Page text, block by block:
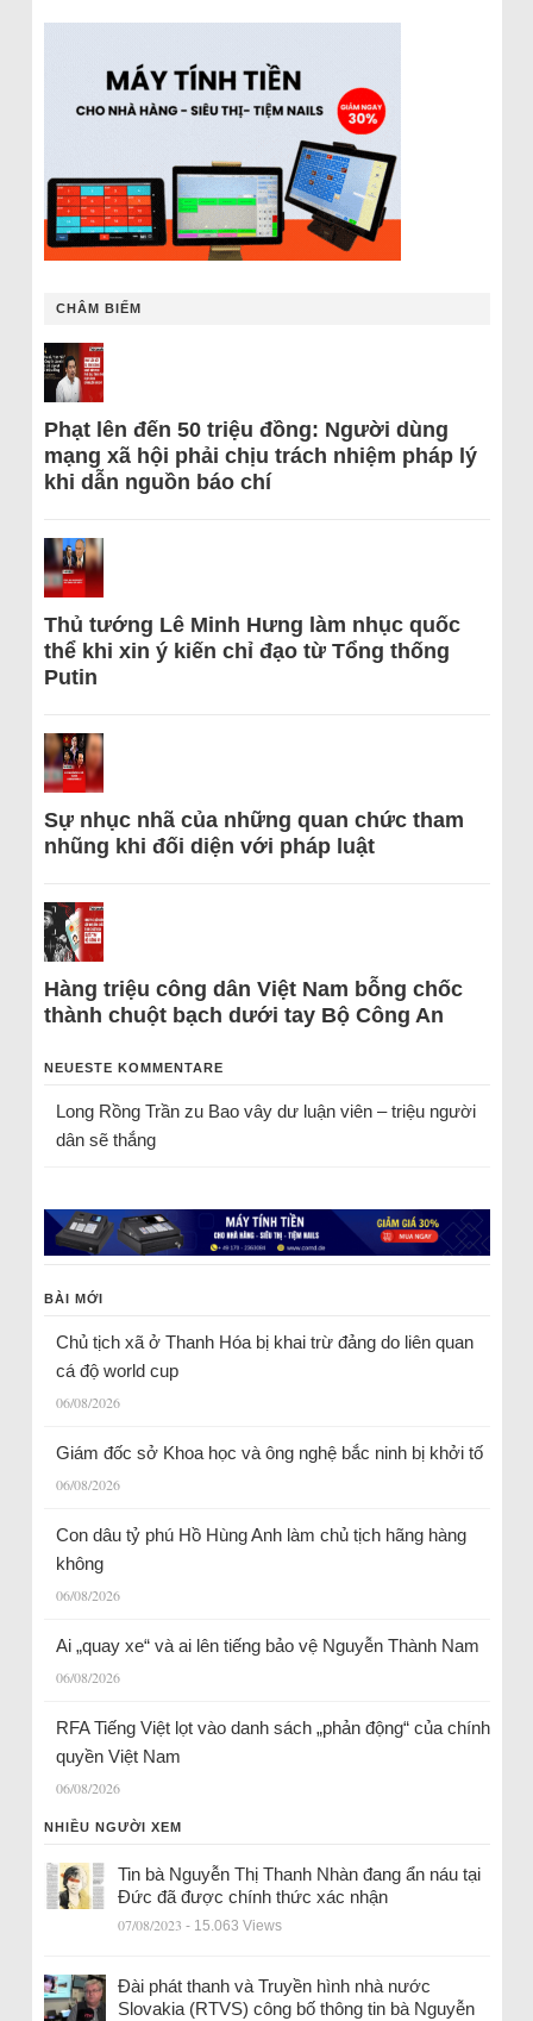
CHÂM BIẾM
Phạt lên đến 50 triệu đồng: Người dùng
mạng xã hội phải chịu trách nhiệm pháp lý
khi dẫn nguồn báo chí
Thủ tướng Lê Minh Hưng làm nhục quốc
thể khi xin ý kiến chỉ đạo từ Tổng thống
Putin
Sự nhục nhã của những quan chức tham
nhũng khi đối diện với pháp luật
Hàng triệu công dân Việt Nam bỗng chốc
thành chuột bạch dưới tay Bộ Công An
NEUESTE KOMMENTARE
Long Rồng Trầnzu Bao vây dư luận viên – triệu người
dân sẽ thắng
BÀI MỚI
Chủ tịch xã ở Thanh Hóa bị khai trừ đảng do liên quan
cá độ world cup
06/08/2026
Giám đốc sở Khoa học và ông nghệ bắc ninh bị khởi tố
06/08/2026
Con dâu tỷ phú Hồ Hùng Anh làm chủ tịch hãng hàng
không
06/08/2026
Ai „quay xe“ và ai lên tiếng bảo vệ Nguyễn Thành Nam
06/08/2026
RFA Tiếng Việt lọt vào danh sách „phản động“ của chính
quyền Việt Nam
06/08/2026
NHIỀU NGƯỜI XEM
Tin bà Nguyễn Thị Thanh Nhàn đang ẩn náu tại
Đức đã được chính thức xác nhận
07/08/2023 - 15.063 Views
Đài phát thanh và Truyền hình nhà nước
Slovakia (RTVS) công bố thông tin bà Nguyễn